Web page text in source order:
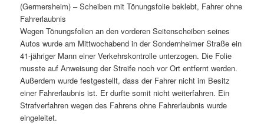
(Germersheim) – Scheiben mit Tönungsfolie beklebt, Fahrer ohne
Fahrerlaubnis
Wegen Tönungsfolien an den vorderen Seitenscheiben seines
Autos wurde am Mittwochabend in der Sondernheimer Straße ein
41-jähriger Mann einer Verkehrskontrolle unterzogen. Die Folie
musste auf Anweisung der Streife noch vor Ort entfernt werden.
Außerdem wurde festgestellt, dass der Fahrer nicht im Besitz
einer Fahrerlaubnis ist. Er durfte somit nicht weiterfahren. Ein
Strafverfahren wegen des Fahrens ohne Fahrerlaubnis wurde
eingeleitet.